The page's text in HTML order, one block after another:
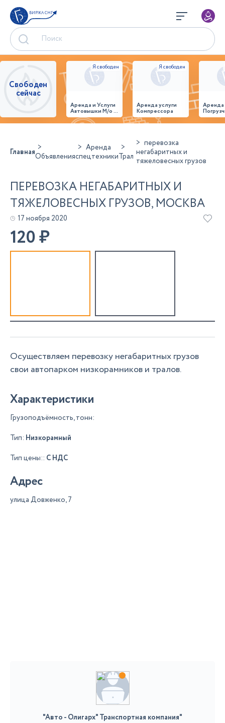
БИРЖА СНГ
Свободен
сейчас
Аренда и Услуги
Автовышки М/о г.
Домодедово
26,28,32 место
Аренда услуги
Компрессора
ГлавнаяОбъявления
Аренда
спецтехникиТрал
перевозка
негабаритных и
тяжеловесных грузов
ПЕРЕВОЗКА НЕГАБАРИТНЫХ И
ТЯЖЕЛОВЕСНЫХ ГРУЗОВ, МОСКВА
17 ноября 2020
120₽
Осуществляем перевозку негабаритных грузов
свои автопарком низкорамников и тралов.
Характеристики
Грузоподъёмность, тонн:
Тип: Низкорамный
Тип цены:: С НДС
Адрес
улица Довженко, 7
"Авто - Олигарх" Транспортная компания"